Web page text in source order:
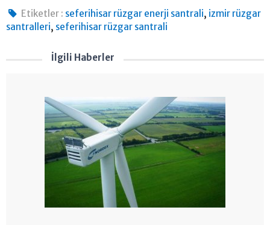
Etiketler : seferihisar rüzgar enerji santrali, izmir rüzgar
santralleri, seferihisar rüzgar santrali
İlgili Haberler